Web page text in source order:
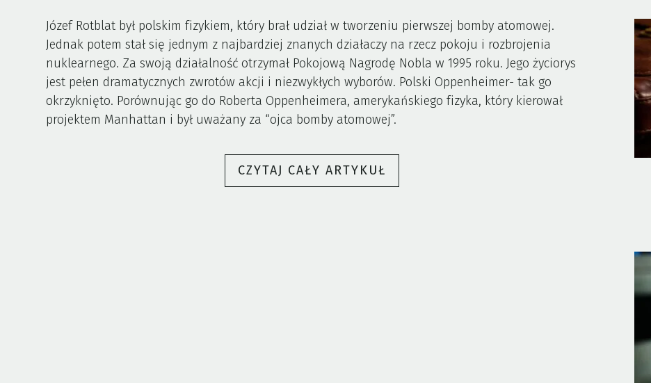
Józef Rotblat był polskim fizykiem, który brał udział w tworzeniu pierwszej bomby atomowej.
Jednak potem stał się jednym z najbardziej znanych działaczy na rzecz pokoju i rozbrojenia
nuklearnego. Za swoją działalność otrzymał Pokojową Nagrodę Nobla w 1995 roku. Jego życiorys
jest pełen dramatycznych zwrotów akcji i niezwykłych wyborów. Polski Oppenheimer- tak go
okrzyknięto. Porównując go do Roberta Oppenheimera, amerykańskiego fizyka, który kierował
projektem Manhattan i był uważany za “ojca bomby atomowej”.
CZYTAJ CAŁY ARTYKUŁ
OPPENHEIMER,